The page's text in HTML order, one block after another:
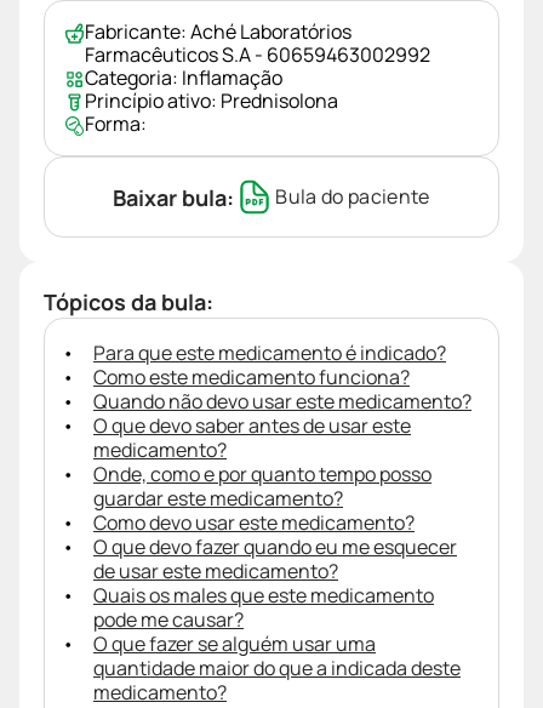
Fabricante:Aché Laboratórios
Farmacêuticos S.A - 60659463002992
Categoria: Inflamação
Princípio ativo: Prednisolona
Forma:
Baixar bula: Bula do paciente
Tópicos da bula:
Para que este medicamento é indicado?
Como este medicamento funciona?
Quando não devo usar este medicamento?
O que devo saber antes de usar este
medicamento?
Onde, como e por quanto tempo posso
guardar este medicamento?
Como devo usar este medicamento?
O que devo fazer quando eu me esquecer
de usar este medicamento?
Quais os males que este medicamento
pode me causar?
O que fazer se alguém usar uma
quantidade maior do que a indicada deste
medicamento?